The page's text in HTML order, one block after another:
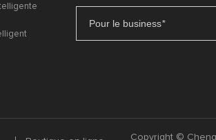
Pour le business*
Copyright ©